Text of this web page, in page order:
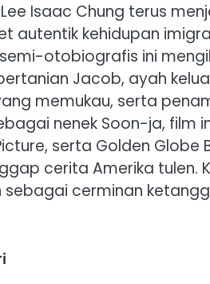
Isaac Chung terus
autentik kehidupan
otobiografis ini
Jacob, ayah
memukau, serta
nenek Soon-ja, film
serta Golden Globe
cerita Amerika tulen.
cerminan